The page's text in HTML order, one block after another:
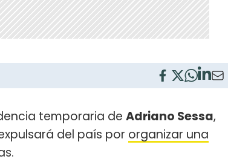
temporaria de Adriano Sessa,
del país por organizar una